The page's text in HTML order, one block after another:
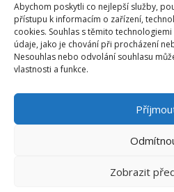
Abychom poskytli co nejlepší služby,
přístupu k informacím o zařízení,
cookies. Souhlas s těmito
údaje, jako je chování při procházení
Nesouhlas nebo odvolání souhlasu
vlastnosti a funkce.
Zobrazit
Tradingview
Välj ditt språk
Välj valuta